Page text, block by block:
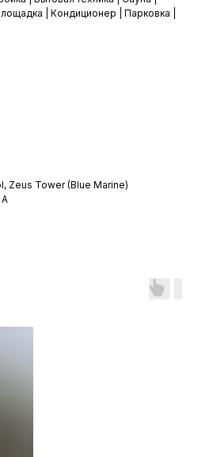
| Кондиционер | Парковка |
Zeus Tower (Blue Marine)